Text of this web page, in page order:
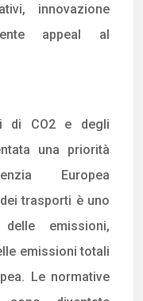
innovazione
appeal al
di CO2 e degli
una priorità
Europea
trasporti è uno
emissioni,
emissioni totali
Le normative